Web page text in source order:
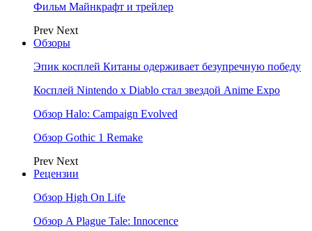
Фильм Майнкрафт и трейлер
Prev Next
Обзоры
Эпик косплей Китаны одерживает безупречную победу
Косплей Nintendo x Diablo стал звездой Anime Expo
Обзор Halo: Campaign Evolved
Обзор Gothic 1 Remake
Prev Next
Рецензии
Обзор High On Life
Обзор A Plague Tale: Innocence